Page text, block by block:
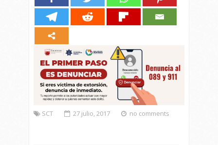
SCT 27 julio, 2017 no comments